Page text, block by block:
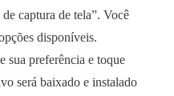
captura de tela”. Você
disponíveis.
sua preferência e toque
será baixado e instalado